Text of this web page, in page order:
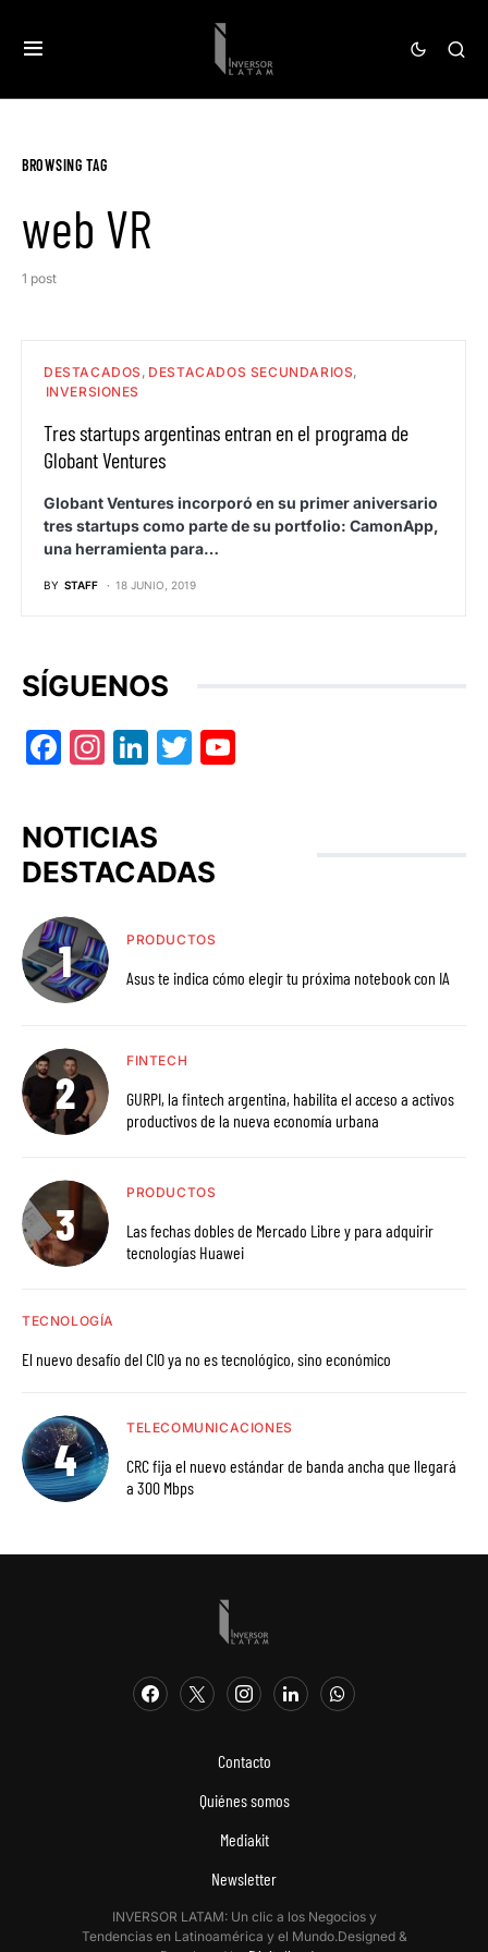
BROWSING TAG
web VR
1 post
DESTACADOS DESTACADOS SECUNDARIOS
INVERSIONES
Tres startups argentinas entran en el programa de
Globant Ventures
Globant Ventures incorporó en su primer aniversario
tres startups como parte de su portfolio: CamonApp,
una herramienta para…
BY STAFF 18 JUNIO, 2019
SÍGUENOS
Facebook
Instagram
LinkedIn
Twitter
NOTICIAS
DESTACADAS
PRODUCTOS
Asus te indica cómo elegir tu próxima notebook con IA
FINTECH
GURPI, la fintech argentina, habilita el acceso a activos
productivos de la nueva economía urbana
PRODUCTOS
Las fechas dobles de Mercado Libre y para adquirir
tecnologías Huawei
TECNOLOGÍA
El nuevo desafío del CIO ya no es tecnológico, sino económico
TELECOMUNICACIONES
CRC fija el nuevo estándar de banda ancha que llegará
a 300 Mbps
Contacto
Quiénes somos
Mediakit
Newsletter
INVERSOR LATAM: Un clic a los Negocios y
Tendencias en Latinoamérica y el Mundo.Designed &